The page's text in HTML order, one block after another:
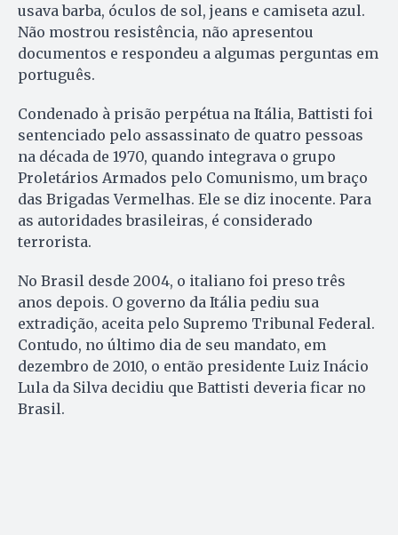
usava barba, óculos de sol, jeans e camiseta azul.
Não mostrou resistência, não apresentou
documentos e respondeu a algumas perguntas em
português.
Condenado à prisão perpétua na Itália, Battisti foi
sentenciado pelo assassinato de quatro pessoas
na década de 1970, quando integrava o grupo
Proletários Armados pelo Comunismo, um braço
das Brigadas Vermelhas. Ele se diz inocente. Para
as autoridades brasileiras, é considerado
terrorista.
No Brasil desde 2004, o italiano foi preso três
anos depois. O governo da Itália pediu sua
extradição, aceita pelo Supremo Tribunal Federal.
Contudo, no último dia de seu mandato, em
dezembro de 2010, o então presidente Luiz Inácio
Lula da Silva decidiu que Battisti deveria ficar no
Brasil.